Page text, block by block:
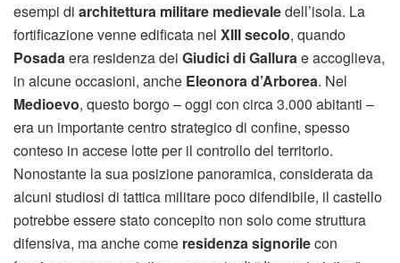
esempi di architettura militare medievaledell’isola. La
fortificazione venne edificata nel XIII secolo, quando
Posadaera residenza dei Giudici di Gallurae accoglieva,
in alcune occasioni, anche Eleonora d’Arborea. Nel
Medioevo, questo borgo – oggi con circa 3.000 abitanti –
era un importante centro strategico di confine, spesso
conteso in accese lotte per il controllo del territorio.
Nonostante la sua posizione panoramica, considerata da
alcuni studiosi di tattica militare poco difendibile, il castello
potrebbe essere stato concepito non solo come struttura
difensiva, ma anche come residenza signorilecon